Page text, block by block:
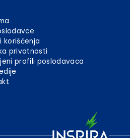
korišćenja
privatnosti
profili poslodavaca